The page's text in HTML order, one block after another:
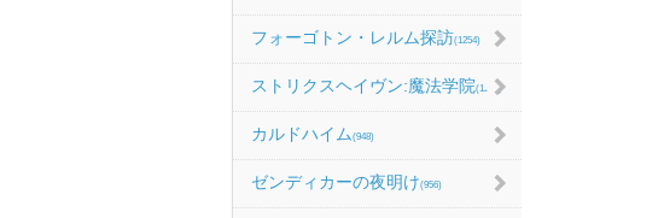
フォーゴトン・レルム探訪(1254)
ストリクスヘイヴン:魔法学院(1214)
カルドハイム (948)
ゼンディカーの夜明け(956)